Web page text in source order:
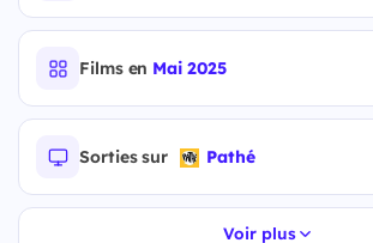
Films en Mai 2025
Sorties sur Pathé
Voir plus